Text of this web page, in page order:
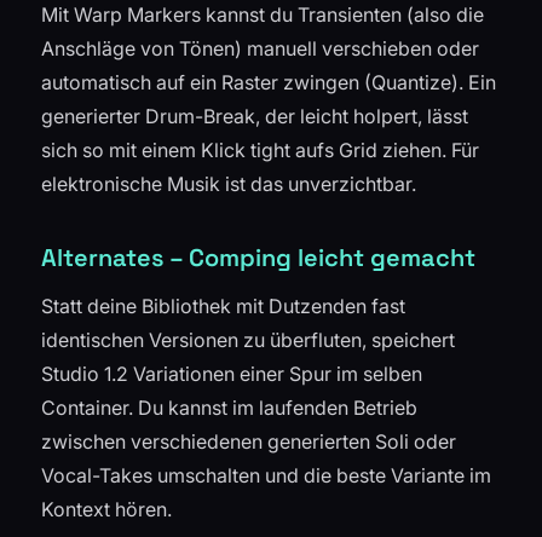
Mit Warp Markers kannst du Transienten (also die
Anschläge von Tönen) manuell verschieben oder
automatisch auf ein Raster zwingen (Quantize). Ein
generierter Drum-Break, der leicht holpert, lässt
sich so mit einem Klick tight aufs Grid ziehen. Für
elektronische Musik ist das unverzichtbar.
Alternates – Comping leicht gemacht
Statt deine Bibliothek mit Dutzenden fast
identischen Versionen zu überfluten, speichert
Studio 1.2 Variationen einer Spur im selben
Container. Du kannst im laufenden Betrieb
zwischen verschiedenen generierten Soli oder
Vocal-Takes umschalten und die beste Variante im
Kontext hören.